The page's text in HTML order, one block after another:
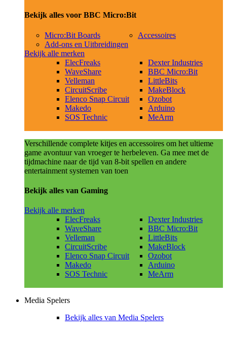
Bekijk alles voor BBC Micro:Bit
Micro:Bit Boards
Add-ons en Uitbreidingen
Accessoires
Bekijk alle merken
ElecFreaks
WaveShare
Velleman
CircuitScribe
Elenco Snap Circuit
Makedo
SOS Technic
Dexter Industries
BBC Micro:Bit
LittleBits
MakeBlock
Ozobot
Arduino
MeArm
Verschillende complete kitjes en accessoires om het ultieme
game avontuur van vroeger te herbeleven. Ga mee met de
tijdmachine naar de tijd van 8-bit spellen en andere
entertainment systemen van toen
Bekijk alles van Gaming
Bekijk alle merken
ElecFreaks
WaveShare
Velleman
CircuitScribe
Elenco Snap Circuit
Makedo
SOS Technic
Dexter Industries
BBC Micro:Bit
LittleBits
MakeBlock
Ozobot
Arduino
MeArm
Media Spelers
Bekijk alles van Media Spelers